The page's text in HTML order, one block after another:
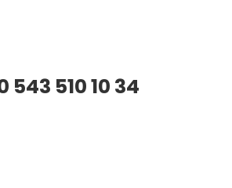
543 510 10 34